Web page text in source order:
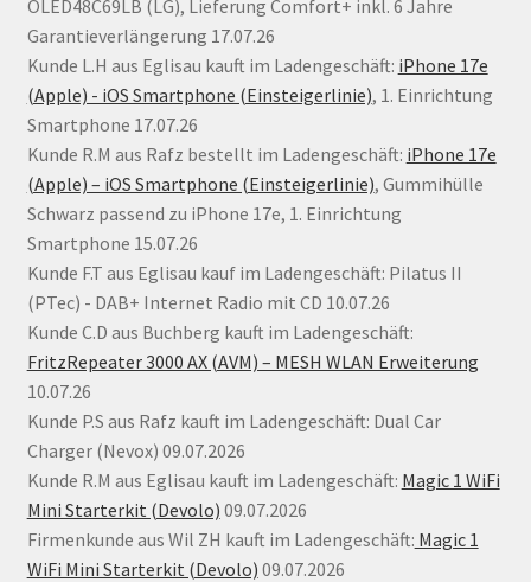
OLED48C69LB (LG), Lieferung Comfort+ inkl. 6 Jahre
Garantieverlängerung 17.07.26
Kunde L.H aus Eglisau kauft im Ladengeschäft: iPhone 17e
(Apple) - iOS Smartphone (Einsteigerlinie), 1. Einrichtung
Smartphone 17.07.26
Kunde R.M aus Rafz bestellt im Ladengeschäft: iPhone 17e
(Apple) – iOS Smartphone (Einsteigerlinie), Gummihülle
Schwarz passend zu iPhone 17e, 1. Einrichtung
Smartphone 15.07.26
Kunde F.T aus Eglisau kauf im Ladengeschäft: Pilatus II
(PTec) - DAB+ Internet Radio mit CD 10.07.26
Kunde C.D aus Buchberg kauft im Ladengeschäft:
FritzRepeater 3000 AX (AVM) – MESH WLAN Erweiterung
10.07.26
Kunde P.S aus Rafz kauft im Ladengeschäft: Dual Car
Charger (Nevox) 09.07.2026
Kunde R.M aus Eglisau kauft im Ladengeschäft: Magic 1 WiFi
Mini Starterkit (Devolo) 09.07.2026
Firmenkunde aus Wil ZH kauft im Ladengeschäft: Magic 1
WiFi Mini Starterkit (Devolo) 09.07.2026